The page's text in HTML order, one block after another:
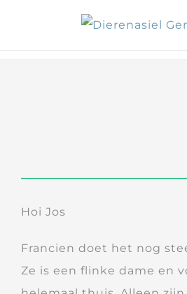
content
Hoi Jos
Francien doet het nog
Ze is een flinke dame en